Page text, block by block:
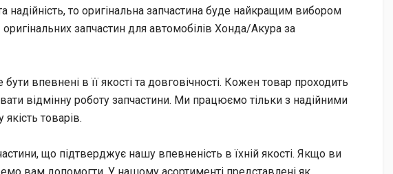
то оригінальна запчастина буде найкращим вибором
запчастин для автомобілів Хонда/Акура за
впевнені в її якості та довговічності. Кожен товар проходить
відмінну роботу запчастини. Ми працюємо тільки з надійними
товарів.
що підтверджує нашу впевненість в їхній якості. Якщо ви
вам допомогти. У нашому асортименті представлені як